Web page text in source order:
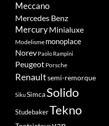
Meccano
Mercedes Benz
MercuryMinialuxe
Modelisme monoplace
Norev Paolo Rampini
Peugeot Porsche
Renaultsemi-remorque
SikuSimcaSolido
StudebakerTekno